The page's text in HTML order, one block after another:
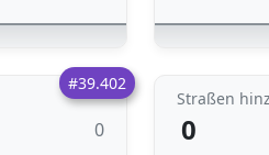
#39.402
0
Straßen
0